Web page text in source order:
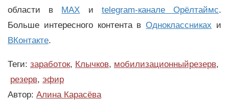
области в MAX и telegram-канале Орёлтаймс.
Больше интересного контента вОдноклассниках и
ВКонтакте.
Теги: заработок, Клычков, мобилизационныйрезерв,
резерв, эфир
Автор: Алина Карасёва